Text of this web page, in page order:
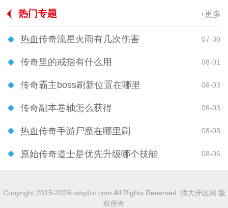
热门专题 +更多
热血传奇流星火雨有几次伤害 07-30
传奇里的戒指有什么用 08-01
传奇霸主boss刷新位置在哪里 08-03
传奇副本卷轴怎么获得 08-03
热血传奇手游尸魔在哪里刷 08-05
原始传奇道士是优先升级哪个技能 08-06
Copyright 2015-2026 sdqdzc.com All Rights Reserved. 胜大开区网 版
权所有